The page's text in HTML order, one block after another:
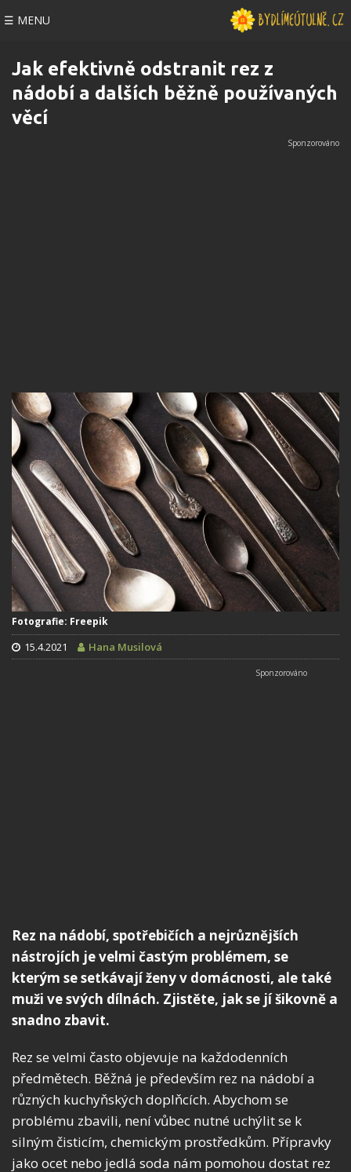
☰ MENU
Jak efektivně odstranit rez z
nádobí a dalších běžně používaných
věcí
Fotografie: Freepik
15.4.2021 Hana Musilová
Rez na nádobí, spotřebičích a nejrůznějších
nástrojích je velmi častým problémem, se
kterým se setkávají ženy v domácnosti, ale také
muži ve svých dílnách. Zjistěte, jak se jí šikovně a
snadno zbavit.
Rez se velmi často objevuje na každodenních
předmětech. Běžná je především rez na nádobí a
různých kuchyňských doplňcích. Abychom se
problému zbavili, není vůbec nutné uchýlit se k
silným čisticím, chemickým prostředkům. Přípravky
jako ocet nebo jedlá soda nám pomohou dostat rez